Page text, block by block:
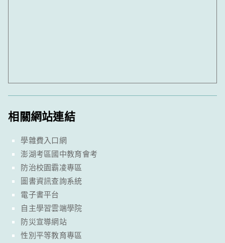
相關網站連結
學雜費入口網
澎湖考區國中教育會考
防治校園霸凌專區
圖書資訊查詢系統
電子書平台
自主學習雲端學院
防災宣導網站
性別平等教育專區